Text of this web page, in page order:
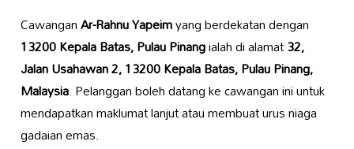
CawanganAr-Rahnu Yapeimyang berdekatan dengan
13200 Kepala Batas, Pulau Pinangialah di alamat32,
Jalan Usahawan 2, 13200 Kepala Batas, Pulau Pinang,
Malaysia. Pelanggan boleh datang ke cawangan ini untuk
mendapatkan maklumat lanjut atau membuat urus niaga
gadaian emas.